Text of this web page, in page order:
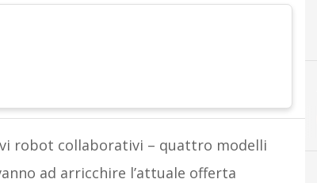
robot collaborativi – quattro modelli
ad arricchire l’attuale offerta